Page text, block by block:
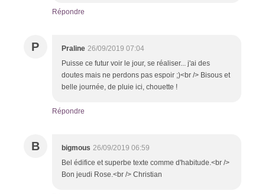
Répondre
P Praline 26/09/2019 07:04
Puisse ce futur voir le jour, se réaliser... j'ai des
doutes mais ne perdons pas espoir ;)<br /> Bisous et
belle journée, de pluie ici, chouette !
Répondre
B bigmous 26/09/2019 06:59
Bel édifice et superbe texte comme d'habitude.<br />
Bon jeudi Rose.<br /> Christian